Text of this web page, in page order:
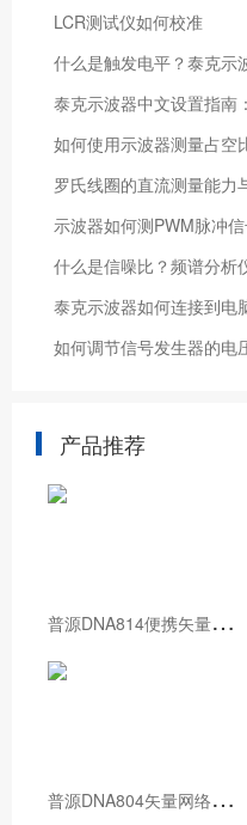
LCR测试仪如何校准
什么是触发电平？泰克示
泰克示波器中文设置指南
如何使用示波器测量占空
罗氏线圈的直流测量能力
示波器如何测PWM脉冲信
什么是信噪比？频谱分析
泰克示波器如何连接到电
如何调节信号发生器的电
产品推荐
普
源DNA814便携矢量网络分析仪
普
源DNA804矢量网络分析仪